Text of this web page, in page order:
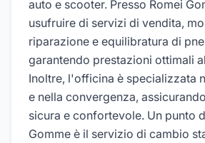
auto e scooter. Presso Romei
usufruire di servizi di vendita,
riparazione e equilibratura di
garantendo prestazioni ottimali
Inoltre, l'officina è specializzata
e nella convergenza,
sicura e confortevole. Un punto
Gomme è il servizio di cambio